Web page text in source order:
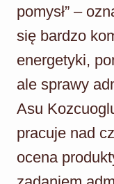
pomysł” –
się bardzo
energetyki,
ale sprawy
Asu
pracuje nad
ocena